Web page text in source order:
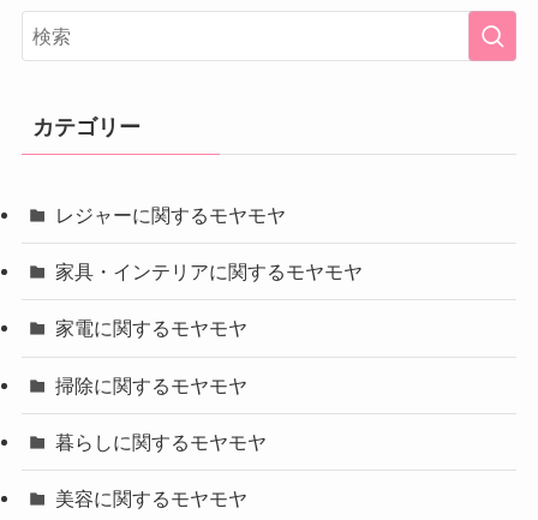
カテゴリー
レジャーに関するモヤモヤ
家具・インテリアに関するモヤモヤ
家電に関するモヤモヤ
掃除に関するモヤモヤ
暮らしに関するモヤモヤ
美容に関するモヤモヤ